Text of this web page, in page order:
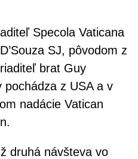
Specola Vaticana
SJ, pôvodom z
brat Guy
pochádza z USA a v
nadácie Vatican
druhá návšteva vo